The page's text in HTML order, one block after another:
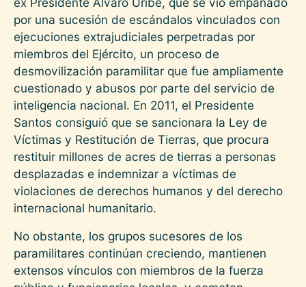
por una sucesión de escándalos vinculados con
ejecuciones extrajudiciales perpetradas por
miembros del Ejército, un proceso de
desmovilización paramilitar que fue ampliamente
cuestionado y abusos por parte del servicio de
inteligencia nacional. En 2011, el Presidente
Santos consiguió que se sancionara la Ley de
Víctimas y Restitución de Tierras, que procura
restituir millones de acres de tierras a personas
desplazadas e indemnizar a víctimas de
violaciones de derechos humanos y del derecho
internacional humanitario.
No obstante, los grupos sucesores de los
paramilitares continúan creciendo, mantienen
extensos vínculos con miembros de la fuerza